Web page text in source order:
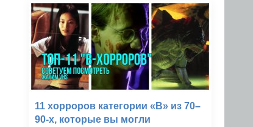
11 хорроров категории «B» из 70–
90-х, которые вы могли